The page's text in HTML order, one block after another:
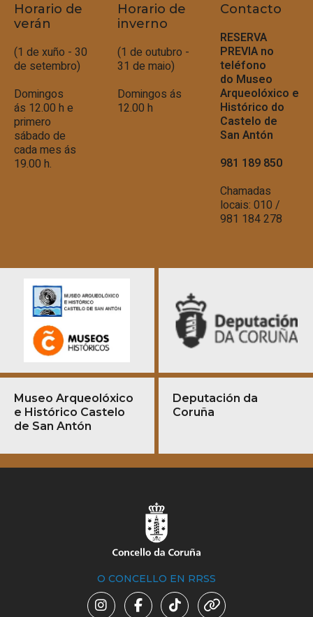
Horario de
verán
(1 de xuño - 30
de setembro)
Domingos
ás 12.00 h e
primero
sábado de
cada mes ás
19.00 h.
Horario de
inverno
(1 de outubro -
31 de maio)
Domingos ás
12.00 h
Contacto
RESERVA
PREVIA no
teléfono
do Museo
Arqueolóxico e
Histórico do
Castelo de
San Antón
981 189 850
Chamadas
locais: 010 /
981 184 278
Museo Arqueolóxico
e Histórico Castelo
de San Antón
Deputación da
Coruña
O CONCELLO EN RRSS